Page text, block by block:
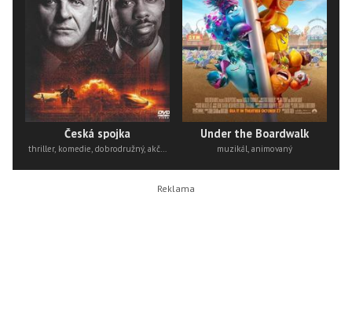
Česká spojka
thriller, komedie, dobrodružný, akční
Under the Boardwalk
muzikál, animovaný